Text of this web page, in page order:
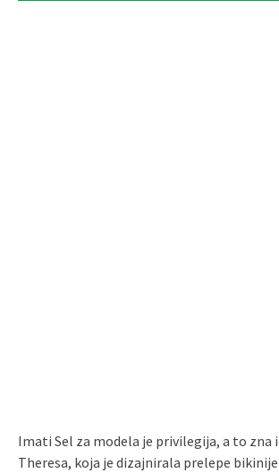
Imati Sel za modela je privilegija, a to zna
Theresa, koja je dizajnirala prelepe